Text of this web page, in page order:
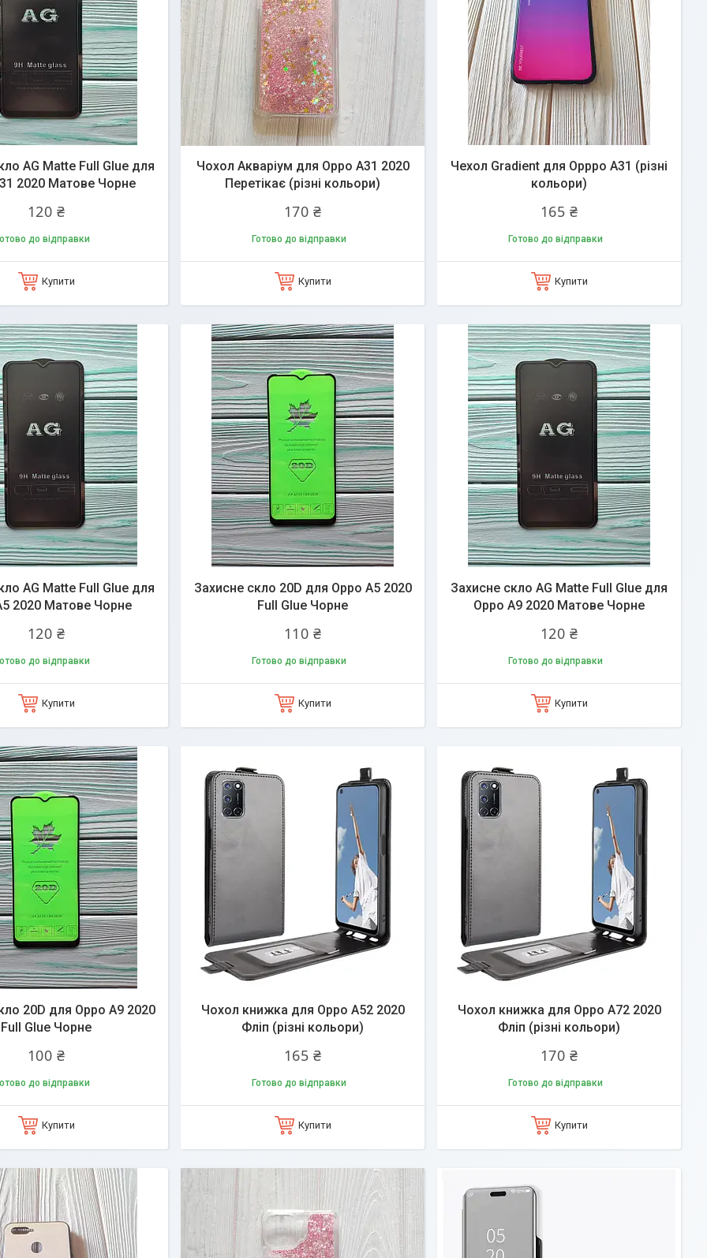
AG Matte Full Glue для
2020 Матове Чорне
120 ₴
до відправки
Купити
Чохол Акваріум для Oppo A31 2020
Перетікає (різні кольори)
170 ₴
Готово до відправки
Купити
Чехол Gradient для Opppo A31 (різні
кольори)
165 ₴
Готово до відправки
Купити
AG Matte Full Glue для
2020 Матове Чорне
120 ₴
до відправки
Купити
Захисне скло 20D для Oppo A5 2020
Full Glue Чорне
110 ₴
Готово до відправки
Купити
Захисне скло AG Matte Full Glue для
Oppo A9 2020 Матове Чорне
120 ₴
Готово до відправки
Купити
20D для Oppo A9 2020
Full Glue Чорне
100 ₴
до відправки
Купити
Чохол книжка для Oppo A52 2020
Фліп (різні кольори)
165 ₴
Готово до відправки
Купити
Чохол книжка для Oppo A72 2020
Фліп (різні кольори)
170 ₴
Готово до відправки
Купити